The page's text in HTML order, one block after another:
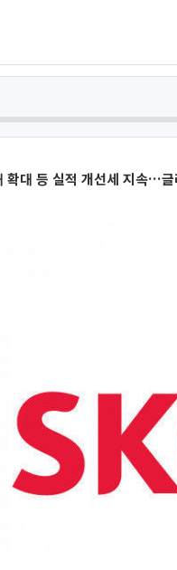
확대 등 실적 개선세 지속…